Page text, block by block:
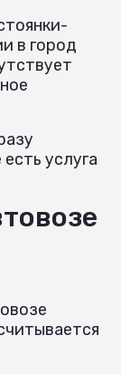
в город
услуга